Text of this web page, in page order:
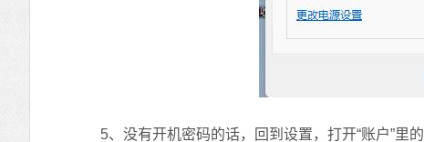
5、没有开机密码的话，回到设置，打开“账户”里的“